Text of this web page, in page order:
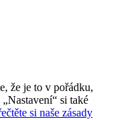
že je to v pořádku,
si také
si naše zásady